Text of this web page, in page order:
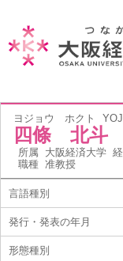
ヨジョウ ホクト
四條 北斗
所属 大阪経済大学
職種 准教授
言語種別
発行・発表の年月
形態種別